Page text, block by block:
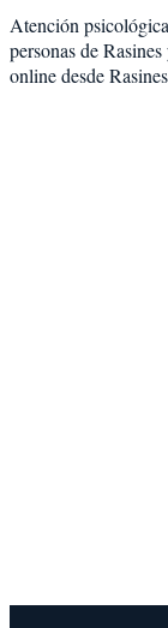
Atención
personas deRasines
online desde Rasines